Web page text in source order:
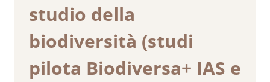
studio della
biodiversità (studi
pilota Biodiversa+ IAS e